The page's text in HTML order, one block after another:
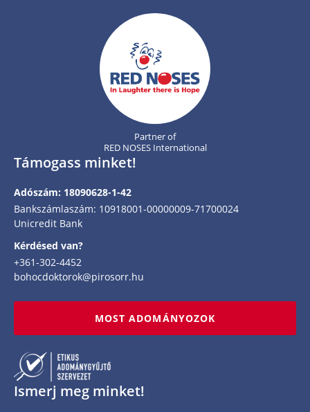
Partner of
RED NOSES International
Támogass minket!
Adószám: 18090628-1-42
Bankszámlaszám: 10918001-00000009-71700024
Unicredit Bank
Kérdésed van?
+361-302-4452
bohocdoktorok@pirosorr.hu
MOST ADOMÁNYOZOK
Ismerj meg minket!